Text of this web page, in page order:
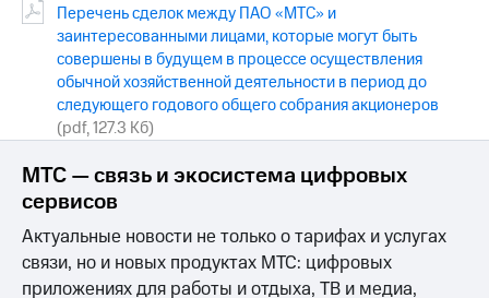
Дивиденды
Рынок
облигаций
Описание
Еврооблигации-2023
Уведомление
о
погашении
именных
облигаций
Другое
Регистратор
Перечень сделок между ПАО «МТС» и
заинтересованными лицами, которые могут быть
совершены в будущем в процессе осуществления
обычной хозяйственной деятельности в период до
следующего годового общего собрания акционеров
(pdf, 127.3 Кб)
МТС — связь и экосистема цифровых
сервисов
Актуальные новости не только о тарифах и услугах
связи, но и новых продуктах МТС: цифровых
приложениях для работы и отдыха, ТВ и медиа,